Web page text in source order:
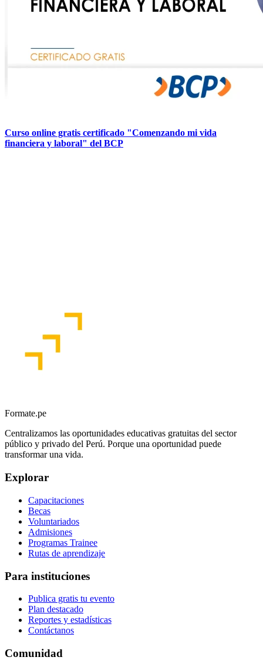
Curso online gratis certificado "Comenzando mi vida
financiera y laboral" del BCP
Formate.pe
Centralizamos las oportunidades educativas gratuitas del sector
público y privado del Perú. Porque una oportunidad puede
transformar una vida.
Explorar
Capacitaciones
Becas
Voluntariados
Admisiones
Programas Trainee
Rutas de aprendizaje
Para instituciones
Publica gratis tu evento
Plan destacado
Reportes y estadísticas
Contáctanos
Comunidad